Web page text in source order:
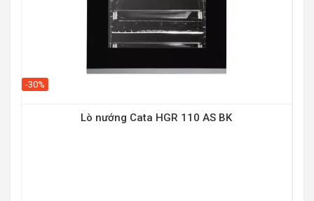
-30%
Lò nướng Cata HGR 110 AS BK